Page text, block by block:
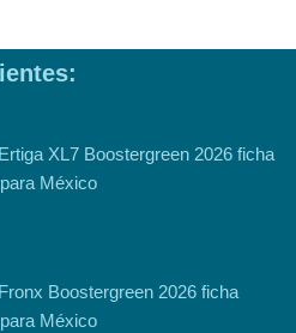
XL7 Boostergreen 2026 ficha
México
Boostergreen 2026 ficha
México